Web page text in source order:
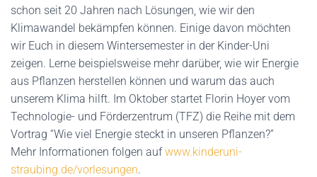
schon seit 20 Jahren nach Lösungen, wie wir den
Klimawandel bekämpfen können. Einige davon möchten
wir Euch in diesem Wintersemester in der Kinder-Uni
zeigen. Lerne beispielsweise mehr darüber, wie wir Energie
aus Pflanzen herstellen können und warum das auch
unserem Klima hilft. Im Oktober startet Florin Hoyer vom
Technologie- und Förderzentrum (TFZ) die Reihe mit dem
Vortrag “Wie viel Energie steckt in unseren Pflanzen?”
Mehr Informationen folgen aufwww.kinderuni-
straubing.de/vorlesungen.